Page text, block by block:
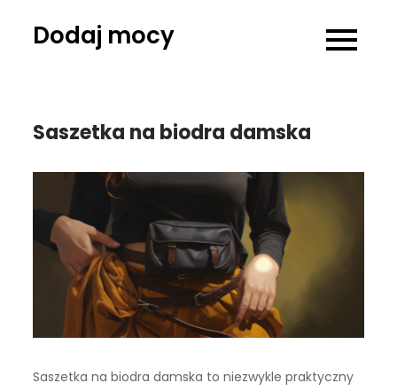
Dodaj mocy
Saszetka na biodra damska
Saszetka na biodra damska to niezwykle praktyczny